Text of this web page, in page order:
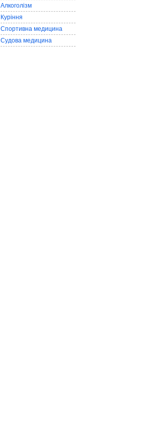
Алкоголізм
Куріння
Спортивна медицина
Судова медицина